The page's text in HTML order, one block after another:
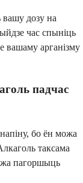
вашу дозу на
час спыніць
вашаму арганізму
падчас
бо ён можа
таксама
пагоршыць